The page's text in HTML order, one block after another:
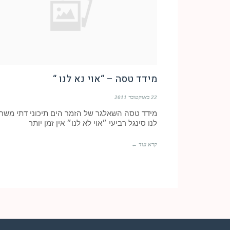
מידד טסה – “אוי נא לנו “
22 באוקטובר 2011
מידד טסה השאלגר של הזמר הים תיכוני דתי
לנו סינגל רביעי ״אוי לא לנו״ אין זמן יותר
קרא עוד ←